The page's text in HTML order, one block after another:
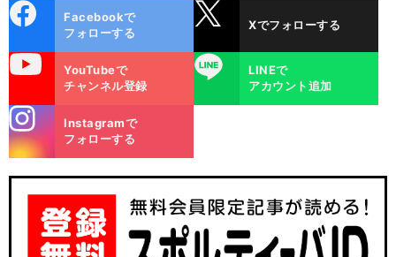
ok
Facebookで
フォローする
Xでフォローする
YouTubeで
チャンネル登録
LINE
LINEで
アカウント追加
m
Instagramで
フォローする